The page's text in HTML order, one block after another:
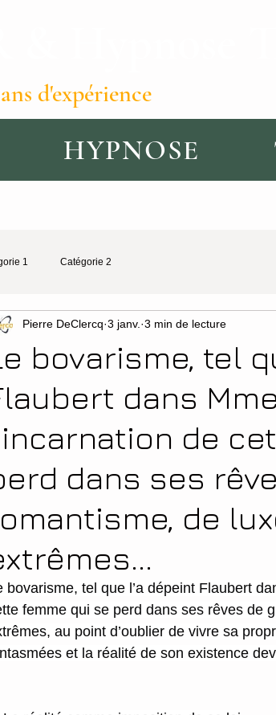
d'expérience
HYPNOSE
1 Catégorie 2
bovarisme, tel
dans
de
dans ses
de
Pierre DeClercq 3 janv. 3 min de lecture
bovarisme, tel que l’a dépeint Flaubert
femme qui se perd dans ses rêves de
au point d’oublier de vivre sa
et la réalité de son existence